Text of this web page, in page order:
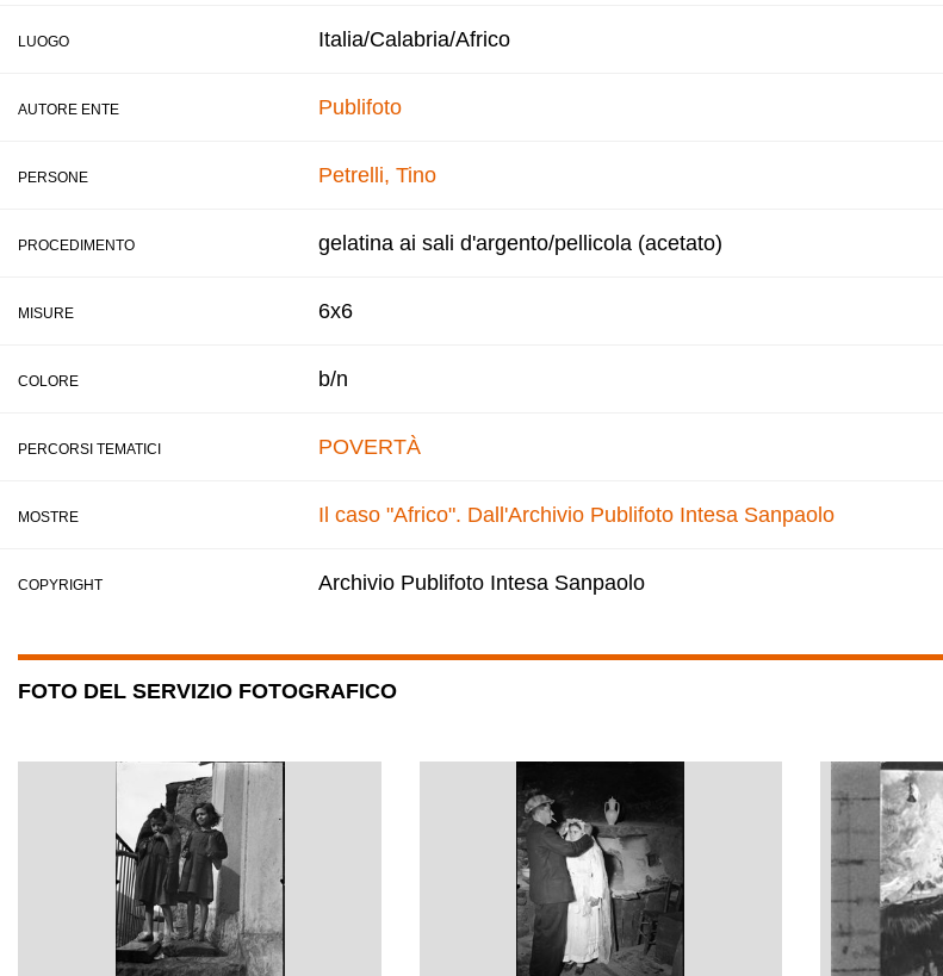
LUOGO Italia/Calabria/Africo
AUTORE ENTE Publifoto
PERSONE Petrelli, Tino
PROCEDIMENTO gelatina ai sali d'argento/pellicola (acetato)
MISURE 6x6
COLORE b/n
PERCORSI TEMATICI POVERTÀ
MOSTRE Il caso "Africo". Dall'Archivio Publifoto Intesa Sanpaolo
COPYRIGHT Archivio Publifoto Intesa Sanpaolo
FOTO DEL SERVIZIO FOTOGRAFICO